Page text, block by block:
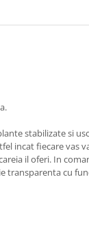
stabilizate si
incat fiecare vas
il oferi. In
transparenta cu